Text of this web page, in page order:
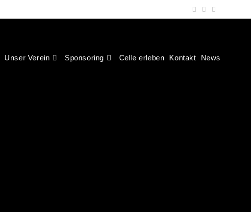
Unser Verein Sponsoring Celle erleben Kontakt News